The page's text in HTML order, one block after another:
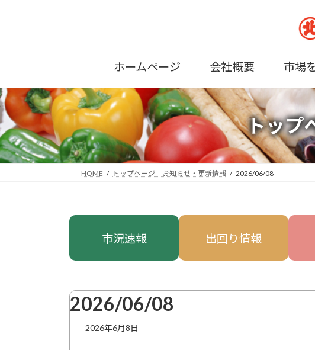
ス
キ
ッ
プ
ン
に
移
動
ホームページ 会社概要 市場
トップ
HOME トップページ お知らせ・更新情報 2026/06/08
市況速報 出回り情報
2026/06/08
2026年6月8日